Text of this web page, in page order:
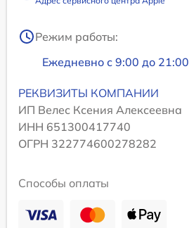
Режим работы:
Ежедневно с 9:00 до 21:00
РЕКВИЗИТЫ КОМПАНИИ
ИП Велес Ксения Алексеевна
ИНН 651300417740
ОГРН 322774600278282
Способы оплаты